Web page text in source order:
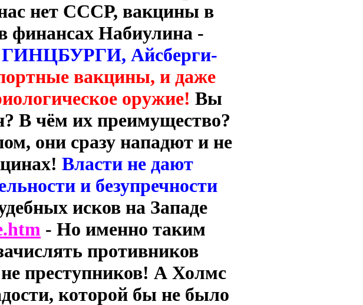
нет СССР, вакцины в
финансах Набиулина -
ГИНЦБУРГИ, Айсберги-
вакцины, и даже
оружие! Вы
В чём их преимущество?
они сразу нападют и не
Власти не дают
и безупречности
исков на Западе
- Но именно таким
противников
преступников! А Холмс
которой бы не было